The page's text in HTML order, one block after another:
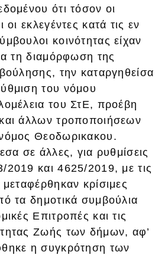
ότι τόσον οι
οι εκλεγέντες κατά τις εν
κοινότητας είχαν
τη διαμόρφωση της
την καταργηθείσα
του νόμου
του ΣτΕ, προέβη
άλλων τροποποιήσεων
Θεοδωρικακου.
σε άλλες, για ρυθμίσεις
και 4625/2019, με τις
κρίσιμες
τα δημοτικά συμβούλια
Επιτροπές και τις
Ζωής των δήμων, αφ’
η συγκρότηση των